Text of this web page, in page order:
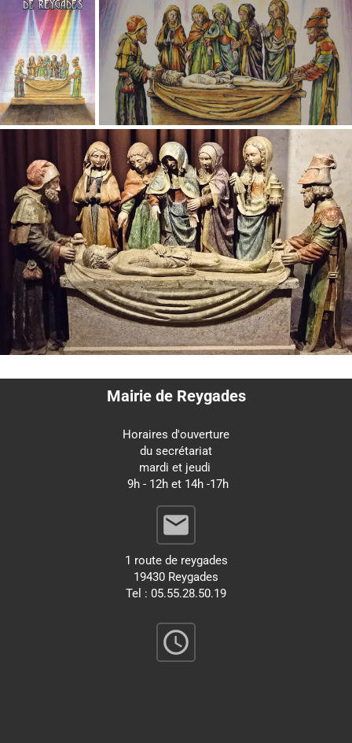
Mairie de Reygades
Horaires d'ouverture
du secrétariat
mardi et jeudi
9h - 12h et 14h -17h
email
1 route de reygades
19430 Reygades
Tel : 05.55.28.50.19
query_builder